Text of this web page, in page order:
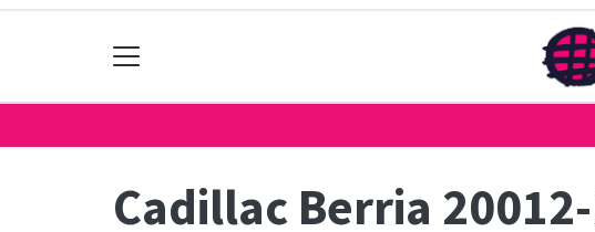
Cadillac Berria